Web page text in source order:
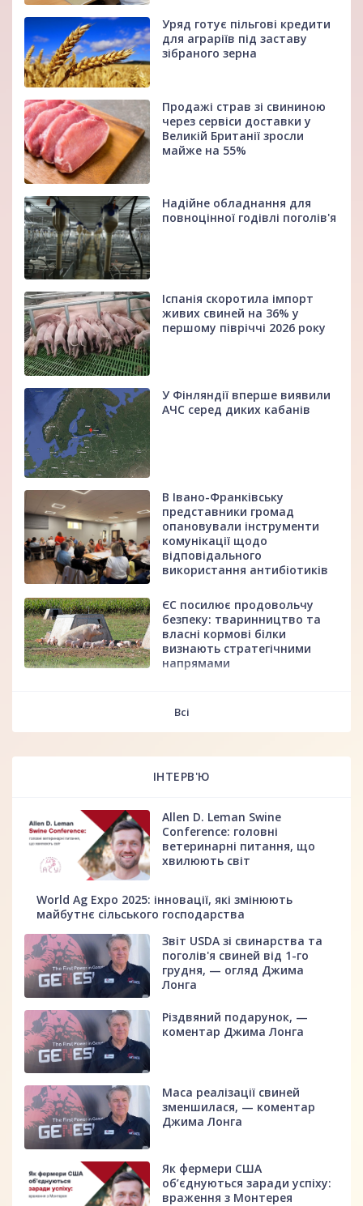
Уряд готує пільгові кредити
для аграріїв під заставу
зібраного зерна
Продажі страв зі свининою
через сервіси доставки у
Великій Британії зросли
майже на 55%
Надійне обладнання для
повноцінної годівлі поголів'я
Іспанія скоротила імпорт
живих свиней на 36% у
першому півріччі 2026 року
У Фінляндії вперше виявили
АЧС серед диких кабанів
В Івано-Франківську
представники громад
опановували інструменти
комунікації щодо
відповідального
використання антибіотиків
ЄС посилює продовольчу
безпеку: тваринництво та
власні кормові білки
визнають стратегічними
напрямами
Всі
ІНТЕРВ'Ю
Allen D. Leman Swine
Conference: головні
ветеринарні питання, що
хвилюють світ
World Ag Expo 2025: інновації, які змінюють
майбутнє сільського господарства
Звіт USDA зі свинарства та
поголів'я свиней від 1-го
грудня, — огляд Джима
Лонга
Різдвяний подарунок, —
коментар Джима Лонга
Маса реалізації свиней
зменшилася, — коментар
Джима Лонга
Як фермери США
об’єднуються заради успіху:
враження з Монтерея